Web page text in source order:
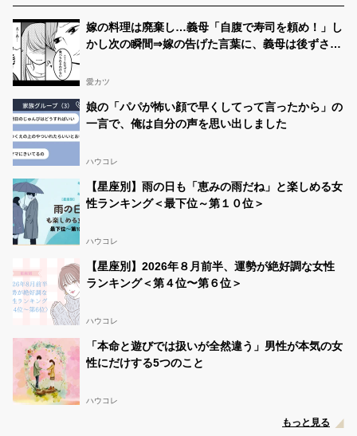
嫁の料理は廃棄し…義母「自腹で寿司を頼め！」し
かし次の瞬間⇒嫁の告げた言葉に、義母は後ずさり
愛カツ
娘の「パパが怖い顔で早くしてって言ったから」の
一言で、俺は自分の声を思い出しました
ハウコレ
【星座別】雨の日も「恵みの雨だね」と楽しめる女
性ランキング＜最下位～第１０位＞
ハウコレ
【星座別】2026年８月前半、運勢が絶好調な女性
ランキング＜第４位〜第６位＞
ハウコレ
「本命と遊びでは扱いが全然違う」男性が本気の女
性にだけする5つのこと
ハウコレ
もっと見る